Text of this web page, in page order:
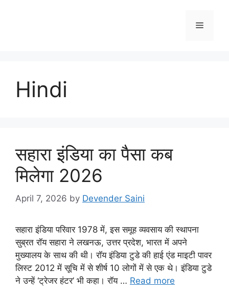
Menu
Hindi
सहारा इंडिया का पैसा कब
मिलेगा 2026
April 7, 2026 by Devender Saini
सहारा इंडिया परिवार 1978 में, इस समूह व्यवसाय की स्थापना
सुब्रत रॉय सहारा ने लखनऊ, उत्तर प्रदेश, भारत में अपने
मुख्यालय के साथ की थी। रॉय इंडिया टुडे की हाई एंड माइटी पावर
लिस्ट 2012 में सूचि में से शीर्ष 10 लोगों में से एक थे। इंडिया टुडे
ने उन्हें ‘ट्रेजर हंटर’ भी कहा। रॉय … Read more